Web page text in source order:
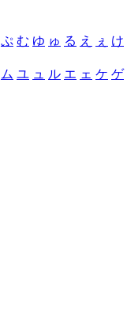
ぷ む ゆ ゅ る え ぇ け
ム ユ ュ ル エ ェ ケ ゲ